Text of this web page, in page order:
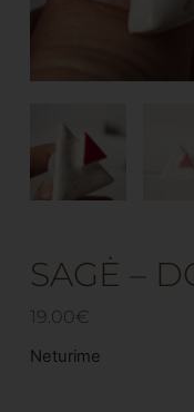
SAGĖ –
19.00€
Neturime